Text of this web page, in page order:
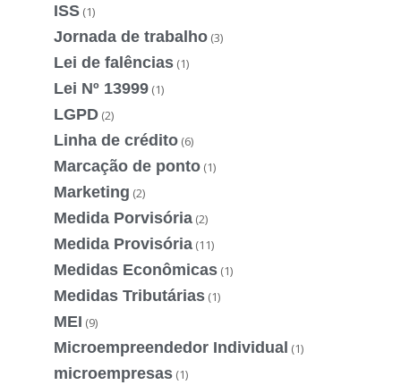
ISS (1)
Jornada de trabalho (3)
Lei de falências (1)
Lei Nº 13999 (1)
LGPD (2)
Linha de crédito (6)
Marcação de ponto (1)
Marketing (2)
Medida Porvisória (2)
Medida Provisória (11)
Medidas Econômicas (1)
Medidas Tributárias (1)
MEI (9)
Microempreendedor Individual (1)
microempresas (1)